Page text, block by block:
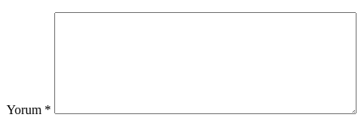
Yorum *